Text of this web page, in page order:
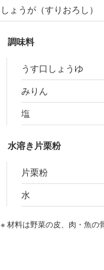
しょうが（すりおろし）
調味料
うす口しょうゆ
みりん
塩
水溶き片栗粉
片栗粉
水
※ 材料は野菜の皮、肉・魚の